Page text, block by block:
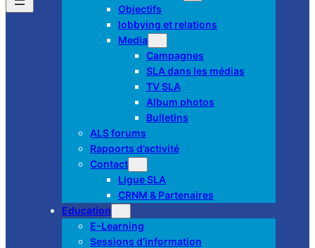
Objectifs
lobbying et relations
Media
Campagnes
SLA dans les médias
TV SLA
Album photos
Bulletins
ALS forums
Rapports d’activité
Contact
Ligue SLA
CRNM & Partenaires
Education
E-Learning
Sessions d’information